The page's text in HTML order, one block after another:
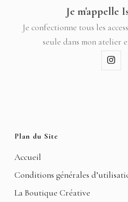
Je m'appelle
Je confectionne tous les
seule dans mon atelier
Plan du Site
Accueil
Conditions générales
La Boutique Créative